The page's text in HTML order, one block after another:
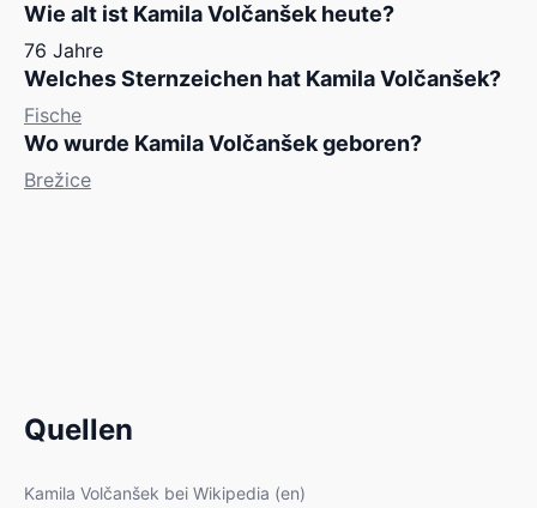
Wie alt ist Kamila Volčanšek heute?
76 Jahre
Welches Sternzeichen hat Kamila Volčanšek?
Fische
Wo wurde Kamila Volčanšek geboren?
Brežice
Quellen
Kamila Volčanšek bei Wikipedia (en)